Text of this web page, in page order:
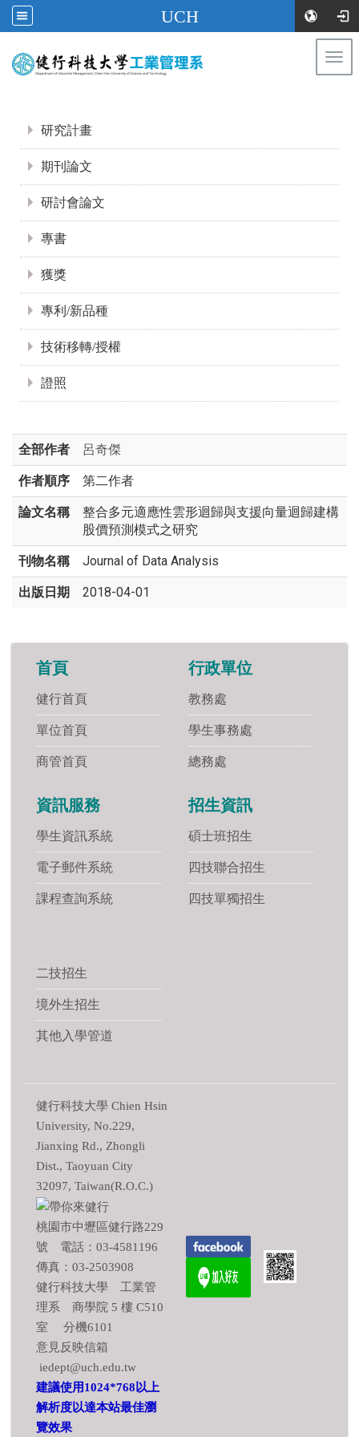
UCH
研究計畫
期刊論文
研討會論文
專書
獲獎
專利/新品種
技術移轉/授權
證照
全部作者 呂奇傑
作者順序 第二作者
論文名稱
整合多元適應性雲形迴歸與支援向量迴歸建構
股價預測模式之研究
刊物名稱 Journal of Data Analysis
出版日期 2018-04-01
首頁
健行首頁
單位首頁
商管首頁
行政單位
教務處
學生事務處
總務處
資訊服務
學生資訊系統
電子郵件系統
課程查詢系統
招生資訊
碩士班招生
四技聯合招生
四技單獨招生
二技招生
境外生招生
其他入學管道
健行科技大學 Chien Hsin
University, No.229,
Jianxing Rd., Zhongli
Dist., Taoyuan City
32097, Taiwan(R.O.C.)
桃園市中壢區健行路229
號 電話：03-4581196
傳真：03-2503908
健行科技大學 工業管
理系 商學院 5 樓 C510
室 分機6101
意見反映信箱
iedept@uch.edu.tw
建議使用1024*768以上
解析度以達本站最佳瀏
覽效果